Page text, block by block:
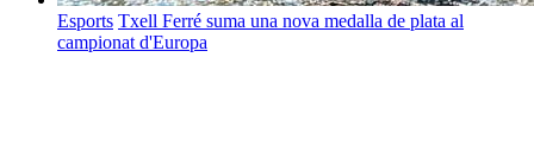
Esports Txell Ferré suma una nova medalla de plata al
campionat d'Europa